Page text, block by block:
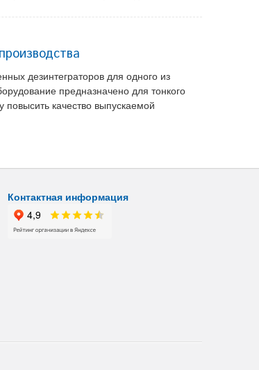
дезинтеграторов для одного из
предназначено для тонкого
повысить качество выпускаемой
Контактная информация